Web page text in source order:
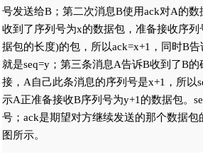
号发送给B；第二次消息B使用ack对A的
收到了序列号为x的数据包，准备接收序列
据包的长度)的包，所以ack=x+1，同时B告
就是seq=y；第三条消息A告诉B收到了B
接，A自己此条消息的序列号是x+1，所以
示A正准备接收B序列号为y+1的数据包。
号；ack是期望对方继续发送的那个数据
图所示。